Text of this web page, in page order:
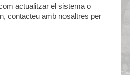
actualitzar el sistema o
contacteu amb nosaltres per